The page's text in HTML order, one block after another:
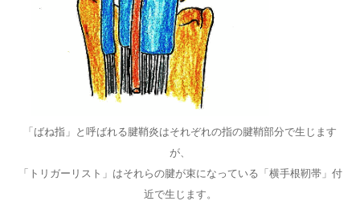
「ばね指」と呼ばれる腱鞘炎はそれぞれの指の腱鞘部分で生じます
が、
「トリガーリスト」はそれらの腱が束になっている「横手根靭帯」付
近で生じます。